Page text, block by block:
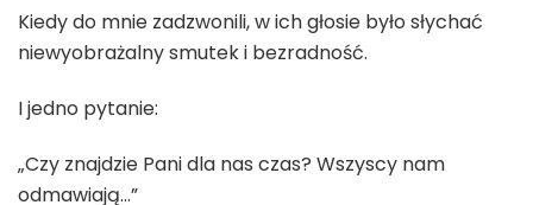
Kiedy do mnie zadzwonili, w ich głosie było słychać
niewyobrażalny smutek i bezradność.
I jedno pytanie:
„Czy znajdzie Pani dla nas czas? Wszyscy nam
odmawiają…”